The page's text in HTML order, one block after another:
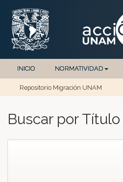
INICIO NORMATIVIDAD
Repositorio Migración UNAM
Buscar por Título